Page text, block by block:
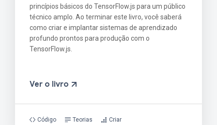
princípios básicos do TensorFlow.js para um público
técnico amplo. Ao terminar este livro, você saberá
como criar e implantar sistemas de aprendizado
profundo prontos para produção com o
TensorFlow.js.
Ver o livro
Código Teorias Criar